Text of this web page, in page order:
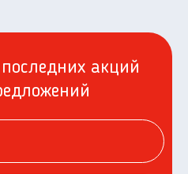
последних акций